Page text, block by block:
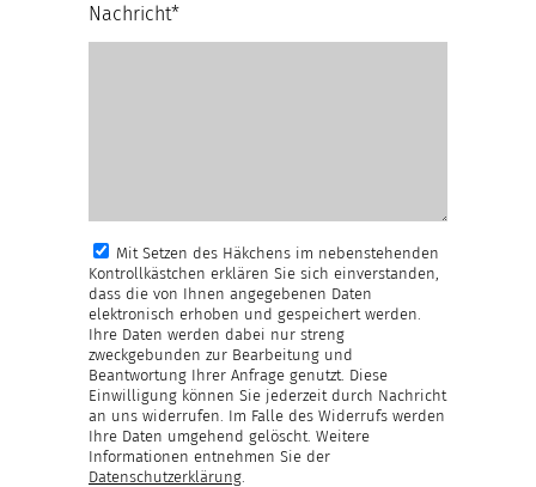
Nachricht*
Mit Setzen des Häkchens im nebenstehenden
Kontrollkästchen erklären Sie sich einverstanden,
dass die von Ihnen angegebenen Daten
elektronisch erhoben und gespeichert werden.
Ihre Daten werden dabei nur streng
zweckgebunden zur Bearbeitung und
Beantwortung Ihrer Anfrage genutzt. Diese
Einwilligung können Sie jederzeit durch Nachricht
an uns widerrufen. Im Falle des Widerrufs werden
Ihre Daten umgehend gelöscht. Weitere
Informationen entnehmen Sie der
Datenschutzerklärung